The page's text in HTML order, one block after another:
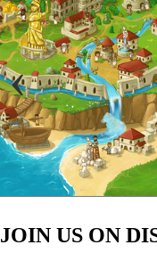
‹
JOIN US ON